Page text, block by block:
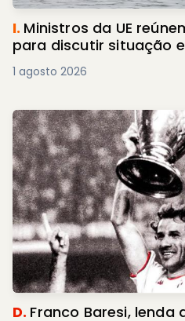
I. Ministros da UE
para discutir situação
1 agosto 2026
D. Franco Baresi, lenda